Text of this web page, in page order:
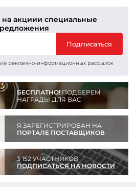
акциии специальные
Подписаться
рекламно-информационных рассылок
БЕСПЛАТНО!ПОДБЕРЕМ
НАГРАДЫ ДЛЯ ВАС
Я ЗАРЕГИСТРИРОВАН НА
ПОРТАЛЕ ПОСТАВЩИКОВ
3 152 УЧАСТНИКОВ
ПОДПИСАТЬСЯ НА НОВОСТИ